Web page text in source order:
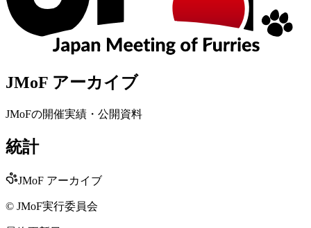
JMoF アーカイブ
JMoFの開催実績・公開資料
統計
JMoF アーカイブ
© JMoF実行委員会